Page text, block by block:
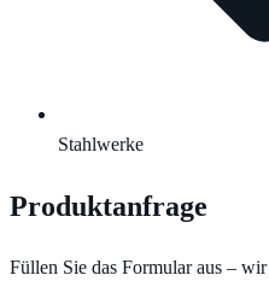
Stahlwerke
Produktanfrage
Füllen Sie das Formular aus –